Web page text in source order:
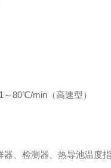
80℃/min（高速型）
、检测器、热导池温度